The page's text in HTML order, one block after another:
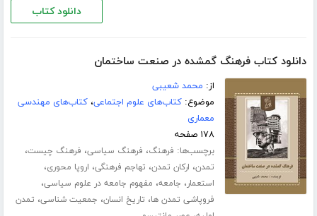
دانلود کتاب
دانلود کتاب فرهنگ گمشده در صنعت ساختمان
از: محمد شعیبی
موضوع:کتاب‌های علوم اجتماعی،کتاب‌های مهندسی
معماری
۱۷۸ صفحه
برچسب‌ها: فرهنگ، فرهنگ سیاسی، فرهنگ چیست،
تمدن، ارکان تمدن، تهاجم فرهنگی، اروپا محوری،
استعمار، جامعه، مفهوم جامعه در علوم سیاسی،
فروپاشی تمدن ها، تاریخ انسان، جمعیت شناسی، تمدن